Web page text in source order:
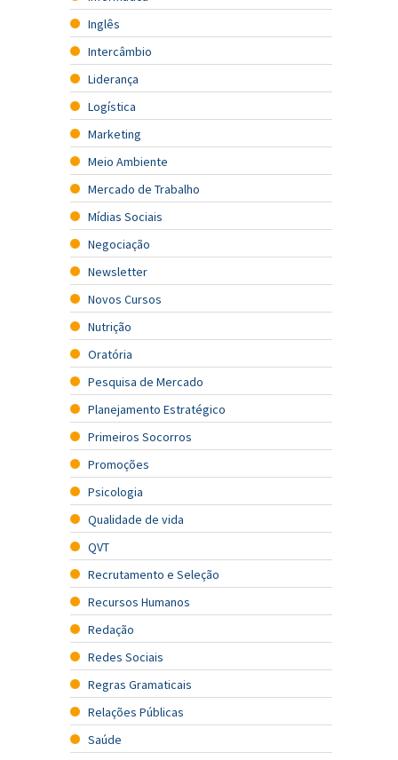
Inglês
Intercâmbio
Liderança
Logística
Marketing
Meio Ambiente
Mercado de Trabalho
Mídias Sociais
Negociação
Newsletter
Novos Cursos
Nutrição
Oratória
Pesquisa de Mercado
Planejamento Estratégico
Primeiros Socorros
Promoções
Psicologia
Qualidade de vida
QVT
Recrutamento e Seleção
Recursos Humanos
Redação
Redes Sociais
Regras Gramaticais
Relações Públicas
Saúde